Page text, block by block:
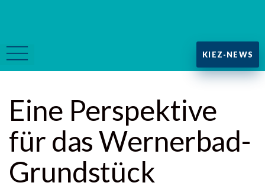
KIEZ-NEWS
Eine Perspektive
für das Wernerbad-
Grundstück